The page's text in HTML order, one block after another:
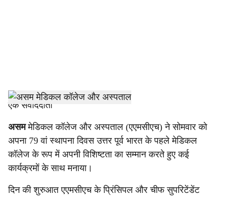
h
a
r
e
एक संवाददाता
असममेडिकल कॉलेज और अस्पताल (एएमसीएच) ने सोमवार को
अपना 79 वां स्थापना दिवस उत्तर पूर्व भारत के पहले मेडिकल
कॉलेज के रूप में अपनी विशिष्टता का सम्मान करते हुए कई
कार्यक्रमों के साथ मनाया।
दिन की शुरुआत एएमसीएच के प्रिंसिपल और चीफ सुपरिटेंडेंट